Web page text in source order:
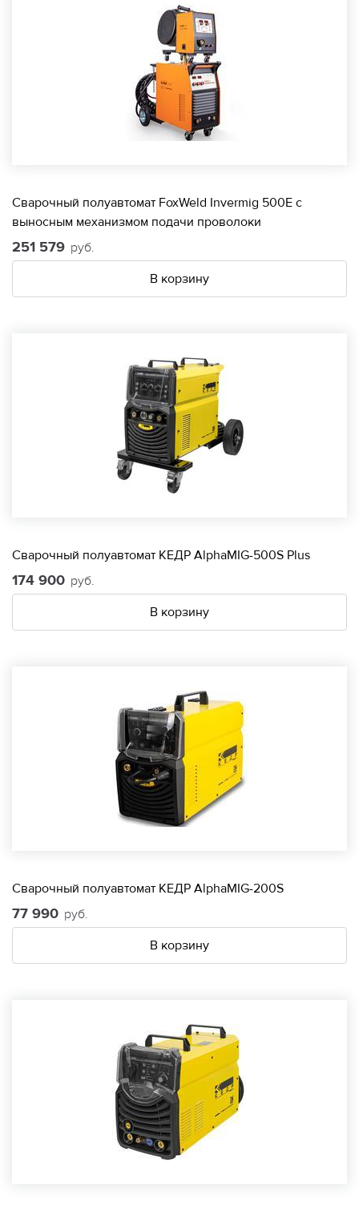
Сварочный полуавтомат FoxWeld Invermig 500E с
выносным механизмом подачи проволоки
251 579 руб.
В корзину
Сварочный полуавтомат КЕДР AlphaMIG-500S Plus
174 900 руб.
В корзину
Сварочный полуавтомат КЕДР AlphaMIG-200S
77 990 руб.
В корзину